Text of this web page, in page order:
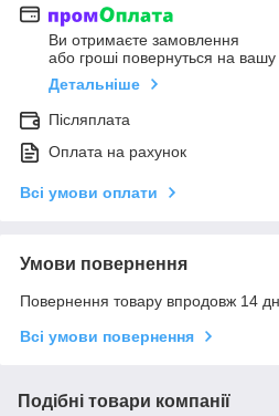
Ви отримаєте замовлення
або гроші повернуться на вашу
Детальніше
Післяплата
Оплата на рахунок
Всі умови оплати
Умови повернення
Повернення товару впродовж 14
Всі умови повернення
Подібні товари компанії